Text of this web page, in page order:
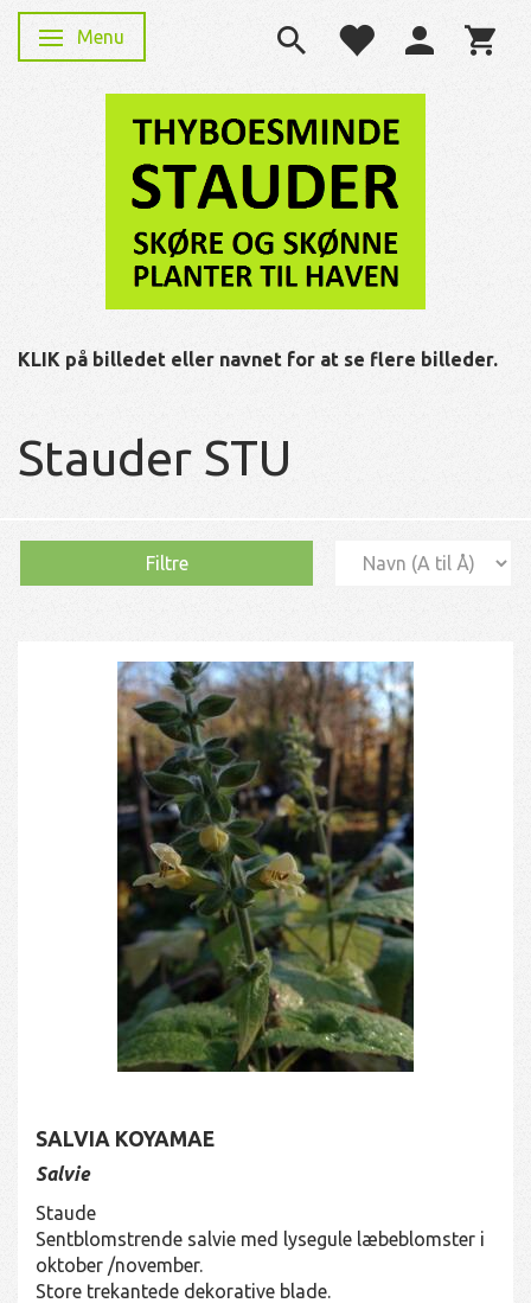
Skifte navigation
Menu
KLIK på billedet eller navnet for at se flere billeder.
Stauder STU
Filtre
SALVIA KOYAMAE
Salvie
Staude
Sentblomstrende salvie med lysegule læbeblomster i
oktober /november.
Store trekantede dekorative blade.